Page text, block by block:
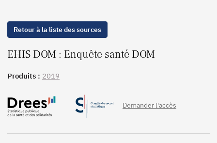
Retour à la liste des sources
EHIS DOM : Enquête santé DOM
Produits : 2019
Demander l'accès